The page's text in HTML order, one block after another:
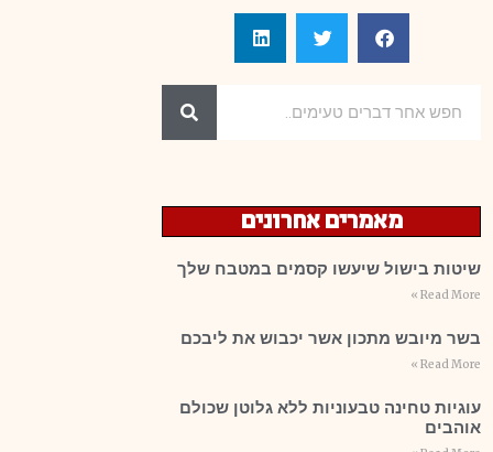
מאמרים אחרונים
שיטות בישול שיעשו קסמים במטבח שלך
Read More »
בשר מיובש מתכון אשר יכבוש את ליבכם
Read More »
עוגיות טחינה טבעוניות ללא גלוטן שכולם
אוהבים